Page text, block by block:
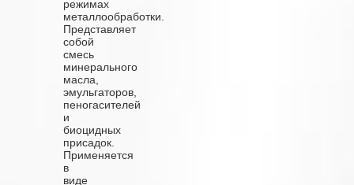
режимах
металлообработки.
Представляет
собой
смесь
минерального
масла,
эмульгаторов,
пеногасителей
и
биоцидных
присадок.
Применяется
в
виде